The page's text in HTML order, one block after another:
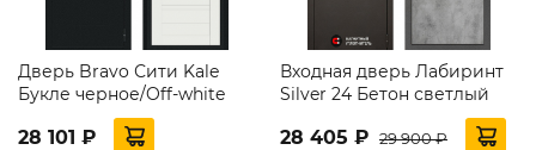
Дверь Bravo Сити Kale
Букле черное/Off-white
28 101 ₽
Входная дверь Лабиринт
Silver 24 Бетон светлый
28 405 ₽ 29 900 ₽